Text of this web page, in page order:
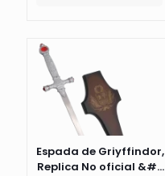
Espada de Griyffindor,
Replica No oficial &#...